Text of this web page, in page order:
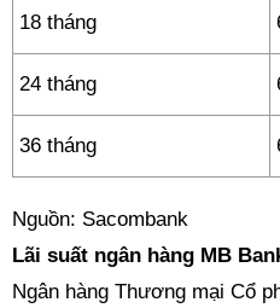
18 tháng
24 tháng
36 tháng
Nguồn: Sacombank
Lãi suất ngân hàng MB
Ngân hàng Thương mại Cổ